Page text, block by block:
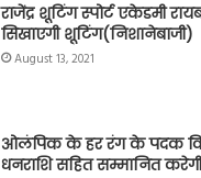
राजेंद्र शूटिंग स्पोर्ट एकेडमी
सिखाएगी शूटिंग(निशानेबाजी)
August 13, 2021
ओलंपिक के हर रंग के पदक
धनराशि सहित सम्मानित